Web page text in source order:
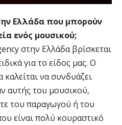
Ελλάδα που μπορούν
ενός μουσικού;
στην Ελλάδα βρίσκεται
για το είδος μας. Ο
να συνδυάζει
αυτής του μουσικού,
του παραγωγού ή του
είναι πολύ κουραστικό